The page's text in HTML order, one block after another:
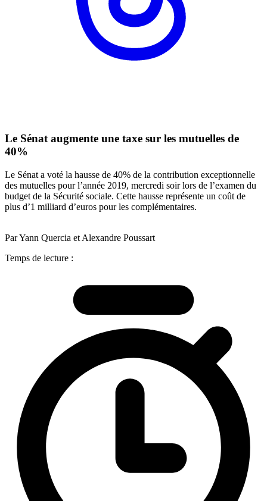
Le Sénat augmente une taxe sur les mutuelles de
40%
Le Sénat a voté la hausse de 40% de la contribution exceptionnelle
des mutuelles pour l’année 2019, mercredi soir lors de l’examen du
budget de la Sécurité sociale. Cette hausse représente un coût de
plus d’1 milliard d’euros pour les complémentaires.
Par Yann Quercia et Alexandre Poussart
Temps de lecture :